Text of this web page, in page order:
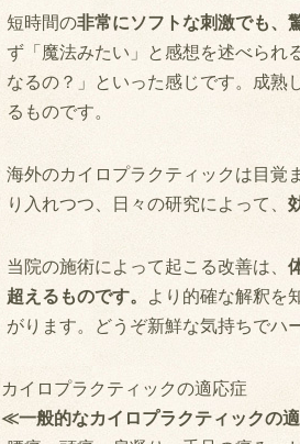
短時間の非常にソフトな刺激でも、
ず「魔法みたい」と感想を述べられ
なるの？」といった感じです。成熟
るものです。
海外のカイロプラクティックは目覚
り入れつつ、日々の研究によって、
当院の施術によって起こる改善は、
超えるものです。
より的確な解釈を
がります。どうぞ新鮮な気持ちでハ
カイロプラクティックの適応症
≪一般的なカイロプラクティックの